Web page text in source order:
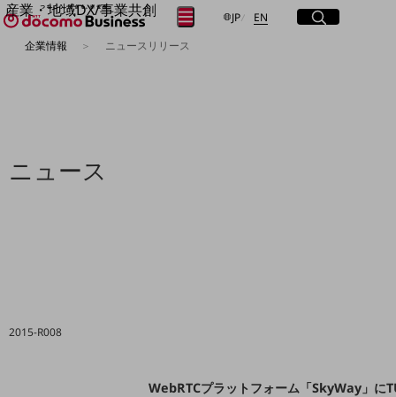
産業・地域DX/事業共創
OPEN HUB for Plural Futures
Smart World
生成AI(Generative AI)
地域社会を支える皆さまと地域課題の解決や
JP日本語
EN Englishサイト内検索
開く
メニュー
開く
フリーワードでNTTドコモビジネスの
企業情報 ニュースリリース
ニュース
2015-R008
WebRTCプラットフォーム「SkyWay」に